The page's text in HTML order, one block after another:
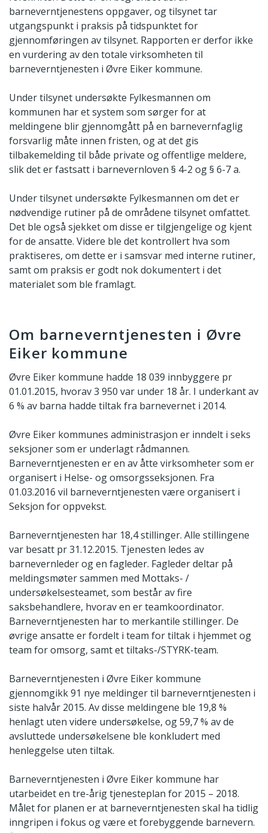
barneverntjenestens oppgaver, og tilsynet tar
utgangspunkt i praksis på tidspunktet for
gjennomføringen av tilsynet. Rapporten er derfor ikke
en vurdering av den totale virksomheten til
barneverntjenesten i Øvre Eiker kommune.
Under tilsynet undersøkte Fylkesmannen om
kommunen har et system som sørger for at
meldingene blir gjennomgått på en barnevernfaglig
forsvarlig måte innen fristen, og at det gis
tilbakemelding til både private og offentlige meldere,
slik det er fastsatt i barnevernloven § 4-2 og § 6-7 a.
Under tilsynet undersøkte Fylkesmannen om det er
nødvendige rutiner på de områdene tilsynet omfattet.
Det ble også sjekket om disse er tilgjengelige og kjent
for de ansatte. Videre ble det kontrollert hva som
praktiseres, om dette er i samsvar med interne rutiner,
samt om praksis er godt nok dokumentert i det
materialet som ble framlagt.
Om barneverntjenesten i Øvre
Eiker kommune
Øvre Eiker kommune hadde 18 039 innbyggere pr
01.01.2015, hvorav 3 950 var under 18 år. I underkant av
6 % av barna hadde tiltak fra barnevernet i 2014.
Øvre Eiker kommunes administrasjon er inndelt i seks
seksjoner som er underlagt rådmannen.
Barneverntjenesten er en av åtte virksomheter som er
organisert i Helse- og omsorgsseksjonen. Fra
01.03.2016 vil barneverntjenesten være organisert i
Seksjon for oppvekst.
Barneverntjenesten har 18,4 stillinger. Alle stillingene
var besatt pr 31.12.2015. Tjenesten ledes av
barnevernleder og en fagleder. Fagleder deltar på
meldingsmøter sammen med Mottaks- /
undersøkelsesteamet, som består av fire
saksbehandlere, hvorav en er teamkoordinator.
Barneverntjenesten har to merkantile stillinger. De
øvrige ansatte er fordelt i team for tiltak i hjemmet og
team for omsorg, samt et tiltaks-/STYRK-team.
Barneverntjenesten i Øvre Eiker kommune
gjennomgikk 91 nye meldinger til barneverntjenesten i
siste halvår 2015. Av disse meldingene ble 19,8 %
henlagt uten videre undersøkelse, og 59,7 % av de
avsluttede undersøkelsene ble konkludert med
henleggelse uten tiltak.
Barneverntjenesten i Øvre Eiker kommune har
utarbeidet en tre-årig tjenesteplan for 2015 – 2018.
Målet for planen er at barneverntjenesten skal ha tidlig
inngripen i fokus og være et forebyggende barnevern.